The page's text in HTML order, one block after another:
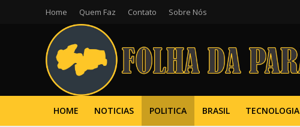
Home Quem Faz Contato Sobre Nós
HOME NOTICIAS POLITICA BRASIL TECNOLOGIA